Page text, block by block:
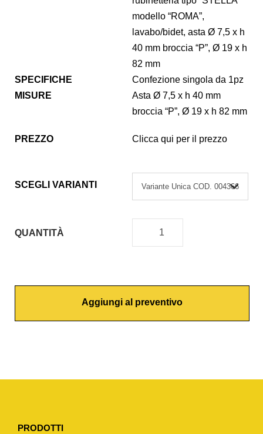
modello “ROMA”,
lavabo/bidet, asta Ø 7,5 x h
40 mm broccia “P”, Ø 19 x h
82 mm
SPECIFICHE
Confezione singola da 1pz
MISURE
Asta Ø 7,5 x h 40 mm
broccia “P”, Ø 19 x h 82 mm
PREZZO Clicca qui per il prezzo
SCEGLI VARIANTI
QUANTITÀ
V
O
E
D
Aggiungi al preventivo
PRODOTTI